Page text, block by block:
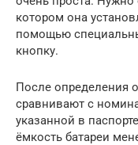
котором она
помощью
кнопку.
После определения
сравнивают с
указанной в
ёмкость батареи